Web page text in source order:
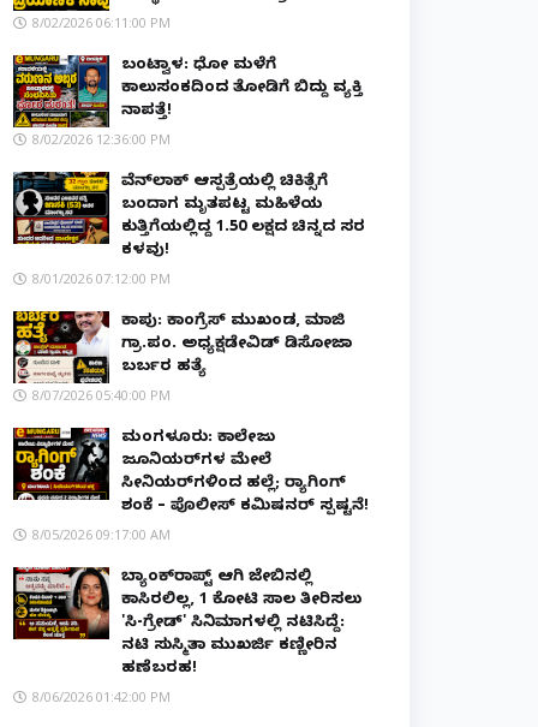
8/02/2026 06:11:00 PM
ಬಂಟ್ವಾಳ: ಧೋ ಮಳೆಗೆ
ಕಾಲುಸಂಕದಿಂದ ತೋಡಿಗೆ ಬಿದ್ದು ವ್ಯಕ್ತಿ
ನಾಪತ್ತೆ!
8/02/2026 12:36:00 PM
ವೆನ್‌ಲಾಕ್ ಆಸ್ಪತ್ರೆಯಲ್ಲಿ ಚಿಕಿತ್ಸೆಗೆ
ಬಂದಾಗ ಮೃತಪಟ್ಟ ಮಹಿಳೆಯ
ಕುತ್ತಿಗೆಯಲ್ಲಿದ್ದ ₹1.50 ಲಕ್ಷದ ಚಿನ್ನದ ಸರ
ಕಳವು!
8/01/2026 07:12:00 PM
ಕಾಪು: ಕಾಂಗ್ರೆಸ್ ಮುಖಂಡ, ಮಾಜಿ
ಗ್ರಾ.ಪಂ. ಅಧ್ಯಕ್ಷಡೇವಿಡ್ ಡಿಸೋಜಾ
ಬರ್ಬರ ಹತ್ಯೆ
8/07/2026 05:40:00 PM
ಮಂಗಳೂರು: ಕಾಲೇಜು
ಜೂನಿಯರ್‌ಗಳ ಮೇಲೆ
ಸೀನಿಯರ್‌ಗಳಿಂದ ಹಲ್ಲೆ; ರ‌್ಯಾಗಿಂಗ್
ಶಂಕೆ – ಪೊಲೀಸ್ ಕಮಿಷನರ್ ಸ್ಪಷ್ಟನೆ!
8/05/2026 09:17:00 AM
ಬ್ಯಾಂಕ್‌ರಾಪ್ಟ್‌ ಆಗಿ ಜೇಬಿನಲ್ಲಿ
ಕಾಸಿರಲಿಲ್ಲ, ₹1 ಕೋಟಿ ಸಾಲ ತೀರಿಸಲು
'ಸಿ-ಗ್ರೇಡ್' ಸಿನಿಮಾಗಳಲ್ಲಿ ನಟಿಸಿದ್ದೆ:
ನಟಿ ಸುಸ್ಮಿತಾ ಮುಖರ್ಜಿ ಕಣ್ಣೀರಿನ
ಹಣೆಬರಹ!
8/06/2026 01:42:00 PM